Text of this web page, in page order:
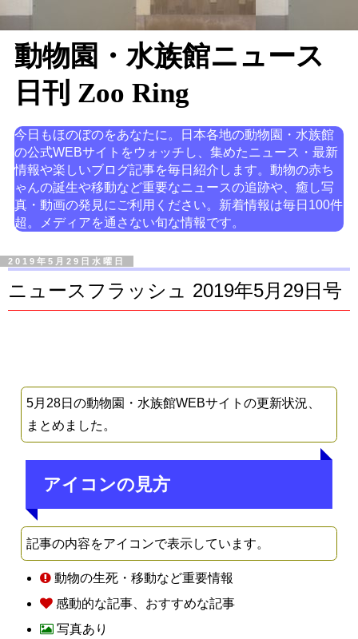
動物園・水族館ニュース
日刊 Zoo Ring
今日もほのぼのをあなたに。日本各地の動物園・水族館
の公式WEBサイトをウォッチし、集めたニュース・最新
情報や楽しいブログ記事を毎日紹介します。動物の赤ち
ゃんの誕生や移動など重要なニュースの追跡や、癒し写
真・動画の発見にご利用ください。新着情報は毎日100件
超。メディアを通さない旬な情報です。
2019年5月29日水曜日
ニュースフラッシュ 2019年5月29日号
5月28日の動物園・水族館WEBサイトの更新状況、
まとめました。
アイコンの見方
記事の内容をアイコンで表示しています。
動物の生死・移動など重要情報
感動的な記事、おすすめな記事
写真あり